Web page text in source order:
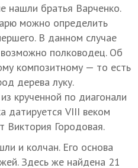
нашли братья Варченко.
можно определить
В данном случае
полководец. Об
композитному — то есть
дерева луку.
крученной по диагонали
датируется VIII веком
Виктория Городовая.
и колчан. Его основа
Здесь же найдена 21